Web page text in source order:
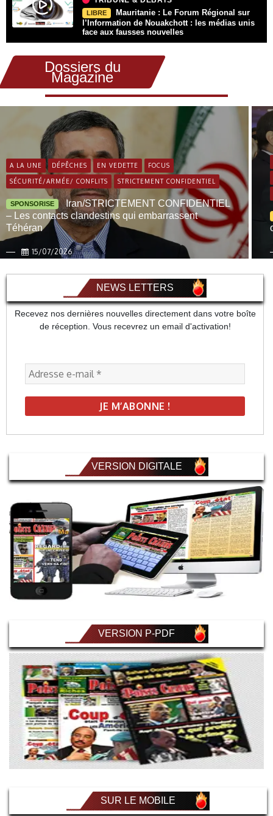
LIBRE
Mauritanie : Le Forum Régional sur
l’Information de Nouakchott : les médias unis
face aux fausses nouvelles
Dossiers du
Magazine
A LA UNE DÉPÊCHES EN VEDETTE FOCUS
SÉCURITÉ/ARMÉE/ CONFLITS STRICTEMENT CONFIDENTIEL
SPONSORISE
Iran/STRICTEMENT CONFIDENTIEL
– Les contacts clandestins qui embarrassent
Téhéran
15/07/2026
NEWS LETTERS
Recevez nos dernières nouvelles directement dans votre boîte
de réception. Vous recevrez un email d'activation!
VERSION DIGITALE
VERSION P-PDF
SUR LE MOBILE